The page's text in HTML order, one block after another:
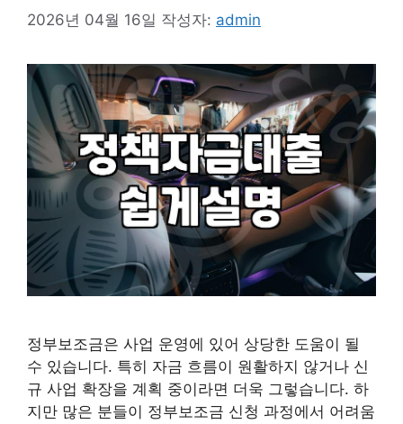
2026년 04월 16일 작성자: admin
정부보조금은 사업 운영에 있어 상당한 도움이 될
수 있습니다. 특히 자금 흐름이 원활하지 않거나 신
규 사업 확장을 계획 중이라면 더욱 그렇습니다. 하
지만 많은 분들이 정부보조금 신청 과정에서 어려움